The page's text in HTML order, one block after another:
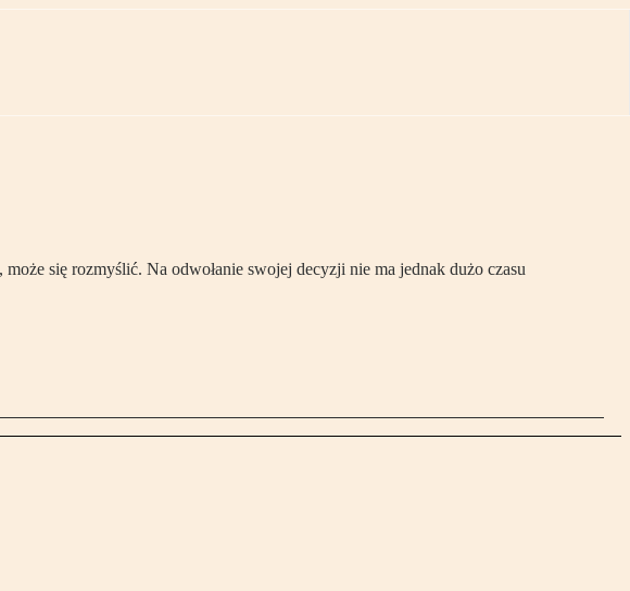
się rozmyślić. Na odwołanie swojej decyzji nie ma jednak dużo czasu